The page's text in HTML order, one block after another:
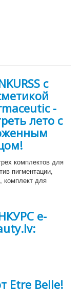
c
-
лето с
комплектов для
пигментации,
комплект для
e-
Etre Belle!